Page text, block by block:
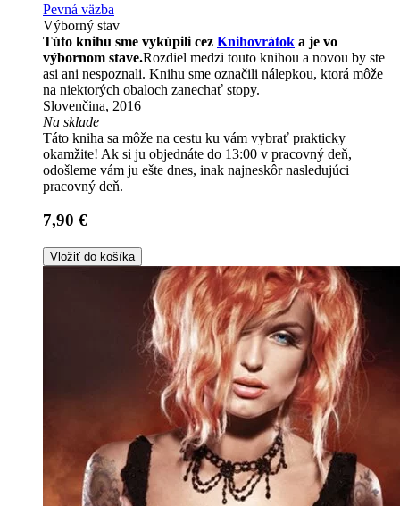
Pevná väzba
Výborný stav
Túto knihu sme vykúpili cez Knihovrátok a je vo
výbornom stave.Rozdiel medzi touto knihou a novou by ste
asi ani nespoznali. Knihu sme označili nálepkou, ktorá môže
na niektorých obaloch zanechať stopy.
Slovenčina, 2016
Na sklade
Táto kniha sa môže na cestu ku vám vybrať prakticky
okamžite! Ak si ju objednáte do 13:00 v pracovný deň,
odošleme vám ju ešte dnes, inak najneskôr nasledujúci
pracovný deň.
7,90 €
Vložiť do košíka